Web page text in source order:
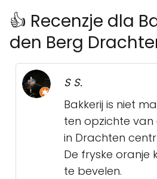
👍 Recenzje dla
den Berg
S S.
Bakkerij is niet
ten opzichte van
in Drachten
De fryske oranje
te bevelen.